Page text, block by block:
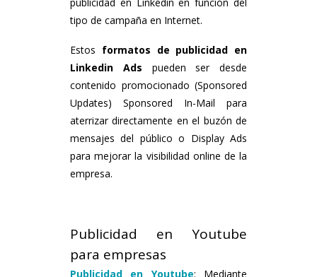
publicidad en Linkedin en función del
tipo de campaña en Internet.
Estos formatos de publicidad en
Linkedin Ads pueden ser desde
contenido promocionado (Sponsored
Updates) Sponsored In-Mail para
aterrizar directamente en el buzón de
mensajes del público o Display Ads
para mejorar la visibilidad online de la
empresa.
Publicidad en Youtube
para empresas
Publicidad en Youtube: Mediante